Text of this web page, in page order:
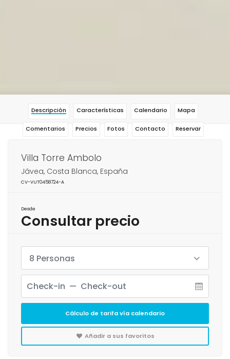
Descripción Características Calendario Mapa
Comentarios Precios Fotos Contacto Reservar
Villa Torre Ambolo
Jávea, Costa Blanca, España
CV-VUT0458724-A
Desde
Consultar precio
8 Personas
Cálculo de tarifa vía calendario
Añadir a sus favoritos